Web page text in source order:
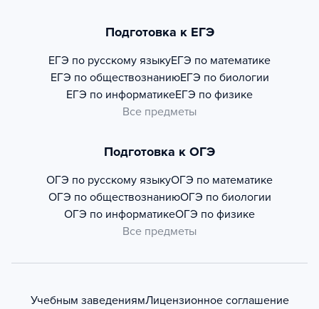
Подготовка к ЕГЭ
ЕГЭ по русскому языкуЕГЭ по математике
ЕГЭ по обществознаниюЕГЭ по биологии
ЕГЭ по информатикеЕГЭ по физике
Все предметы
Подготовка к ОГЭ
ОГЭ по русскому языкуОГЭ по математике
ОГЭ по обществознаниюОГЭ по биологии
ОГЭ по информатикеОГЭ по физике
Все предметы
Учебным заведениямЛицензионное соглашение